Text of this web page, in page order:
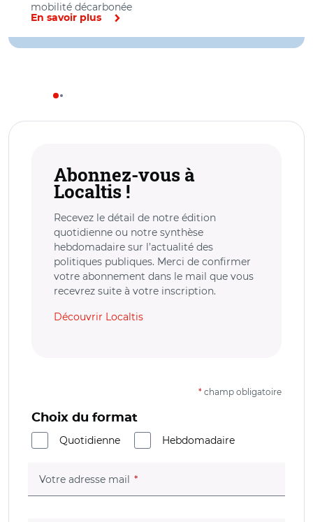
mobilité décarbonée
En savoir plus
Abonnez-vous à
Localtis !
Recevez le détail de notre édition
quotidienne ou notre synthèse
hebdomadaire sur l’actualité des
politiques publiques. Merci de confirmer
votre abonnement dans le mail que vous
recevrez suite à votre inscription.
Découvrir Localtis
* champ obligatoire
Choix du format
Quotidienne
Hebdomadaire
Votre adresse mail (champ obligatoire)